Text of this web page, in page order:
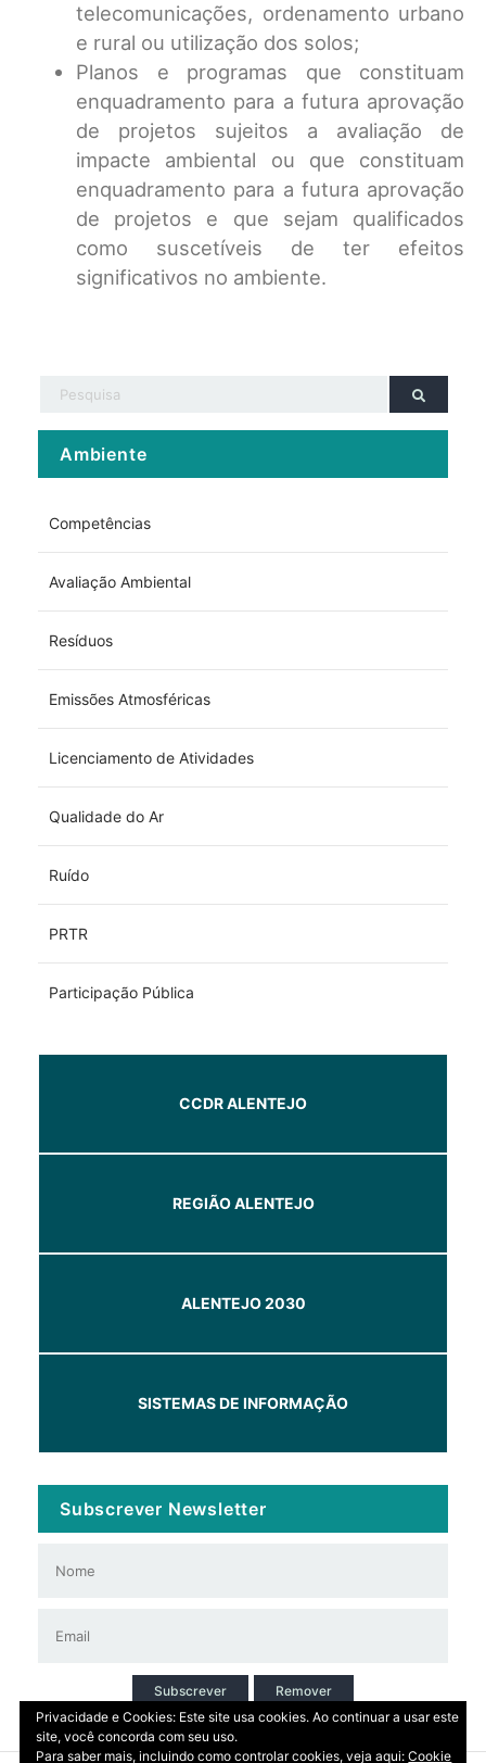
telecomunicações, ordenamento urbano
e rural ou utilização dos solos;
Planos e programas que constituam
enquadramento para a futura aprovação
de projetos sujeitos a avaliação de
impacte ambiental ou que constituam
enquadramento para a futura aprovação
de projetos e que sejam qualificados
como suscetíveis de ter efeitos
significativos no ambiente.
Ambiente
Competências
Avaliação Ambiental
Resíduos
Emissões Atmosféricas
Licenciamento de Atividades
Qualidade do Ar
Ruído
PRTR
Participação Pública
CCDR ALENTEJO
REGIÃO ALENTEJO
ALENTEJO 2030
SISTEMAS DE INFORMAÇÃO
Subscrever Newsletter
Subscrever
Remover
Privacidade e Cookies: Este site usa cookies. Ao continuar a usar este
site, você concorda com seu uso.
Para saber mais, incluindo como controlar cookies, veja aqui:Cookie